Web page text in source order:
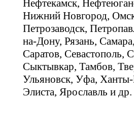
Нефтекамск,
Нижний Новгород,
Петрозаводск,
на-Дону, Рязань,
Саратов, Севастополь,
Сыктывкар, Тамбов,
Ульяновск, Уфа,
Элиста, Ярославль и др.